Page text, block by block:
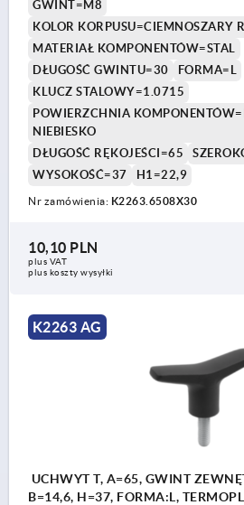
GWINT=M8
KOLOR KORPUSU=CIEMNOSZARY
MATERIAŁ KOMPONENTÓW=STAL
DŁUGOŚĆ GWINTU=30
FORMA=L
KLUCZ STALOWY=1.0715
POWIERZCHNIA
NIEBIESKO
DŁUGOŚĆ RĘKOJEŚCI=65
WYSOKOŚĆ=37
H1=22,9
Nr zamówienia: K2263.6508X30
10,10 PLN
plus VAT
plus koszty wysyłki
K2263 AG
UCHWYT T, A=65, GWINT
B=14,6, H=37, FORMA:L,